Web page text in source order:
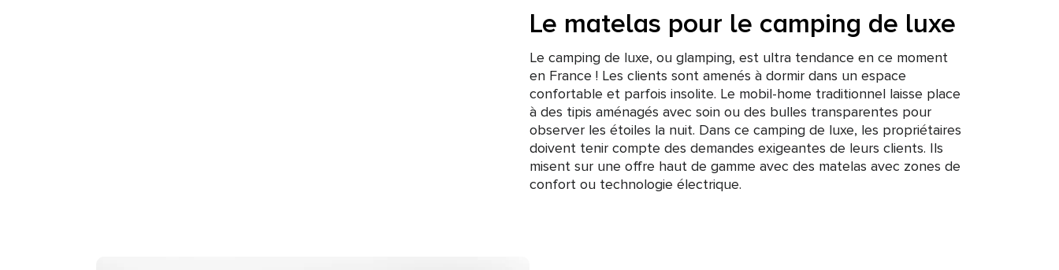
Le matelas pour le camping de luxe
Le camping de luxe, ou glamping, est ultra tendance en ce moment
en France ! Les clients sont amenés à dormir dans un espace
confortable et parfois insolite. Le mobil-home traditionnel laisse place
à des tipis aménagés avec soin ou des bulles transparentes pour
observer les étoiles la nuit. Dans ce camping de luxe, les propriétaires
doivent tenir compte des demandes exigeantes de leurs clients. Ils
misent sur une offre haut de gamme avec des matelas avec zones de
confort ou technologie électrique.